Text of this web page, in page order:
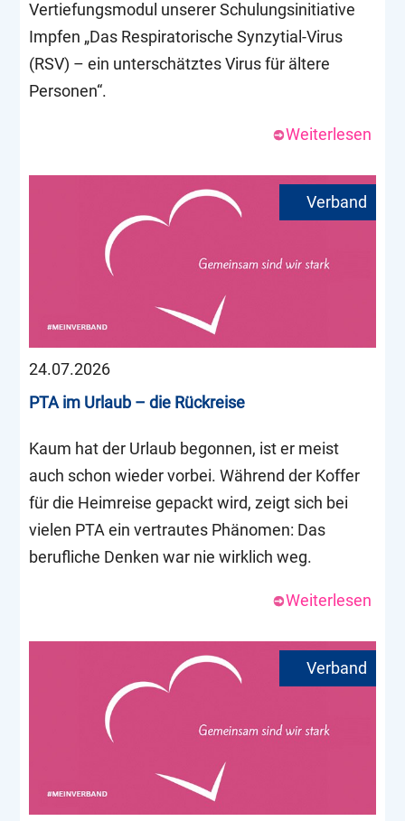
Vertiefungsmodul unserer Schulungsinitiative
Impfen „Das Respiratorische Synzytial-Virus
(RSV) – ein unterschätztes Virus für ältere
Personen“.
Weiterlesen
24.07.2026
PTA im Urlaub – die Rückreise
Kaum hat der Urlaub begonnen, ist er meist
auch schon wieder vorbei. Während der Koffer
für die Heimreise gepackt wird, zeigt sich bei
vielen PTA ein vertrautes Phänomen: Das
berufliche Denken war nie wirklich weg.
Weiterlesen